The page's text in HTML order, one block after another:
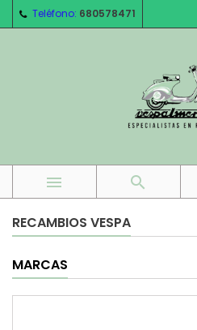
Teléfono: 680578471
 
RECAMBIOS VESPA
MARCAS